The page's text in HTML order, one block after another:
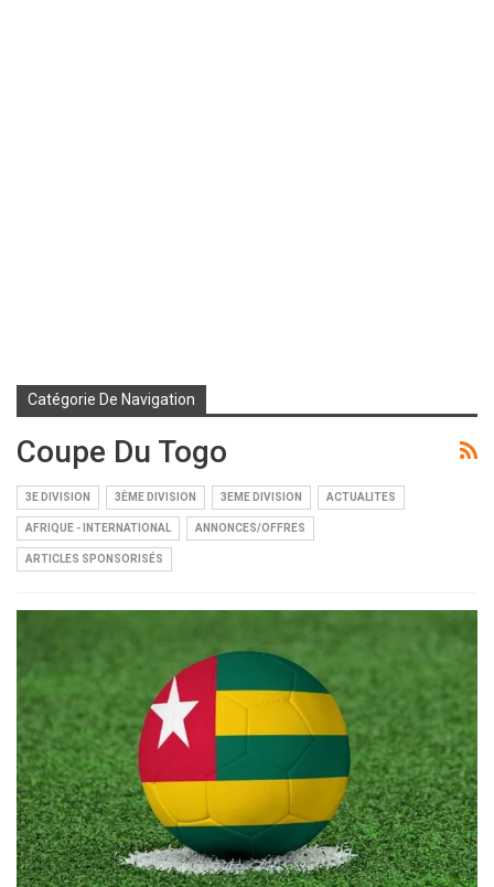
Catégorie De Navigation
Coupe Du Togo
3E DIVISION 3ÈME DIVISION 3EME DIVISION ACTUALITES
AFRIQUE - INTERNATIONAL ANNONCES/OFFRES
ARTICLES SPONSORISÉS